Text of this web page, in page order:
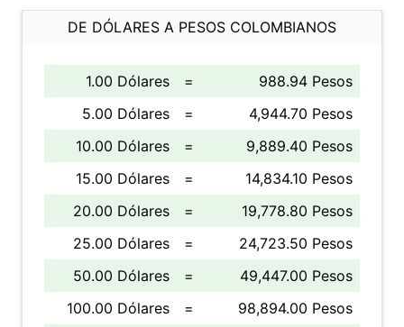
DE DÓLARES A PESOS COLOMBIANOS
1.00 Dólares =
988.94 Pesos
5.00 Dólares
=
4,944.70 Pesos
10.00 Dólares
=
9,889.40 Pesos
15.00 Dólares
=
14,834.10 Pesos
20.00 Dólares
=
19,778.80 Pesos
25.00 Dólares
=
24,723.50 Pesos
50.00 Dólares
=
49,447.00 Pesos
100.00 Dólares
=
98,894.00 Pesos